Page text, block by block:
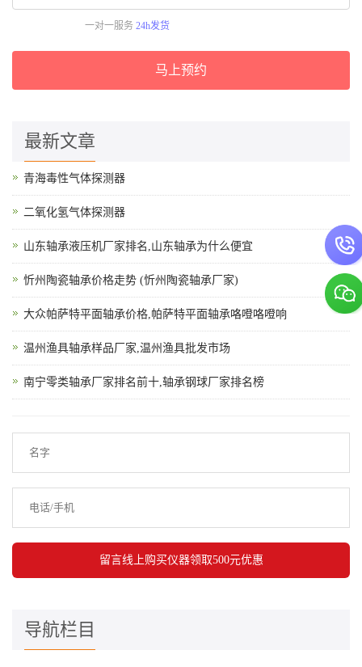
一对一服务 24h发货
马上预约
最新文章
青海毒性气体探测器
二氧化氢气体探测器
山东轴承液压机厂家排名,山东轴承为什么便宜
忻州陶瓷轴承价格走势 (忻州陶瓷轴承厂家)
大众帕萨特平面轴承价格,帕萨特平面轴承咯噔咯噔响
温州渔具轴承样品厂家,温州渔具批发市场
南宁零类轴承厂家排名前十,轴承钢球厂家排名榜
导航栏目